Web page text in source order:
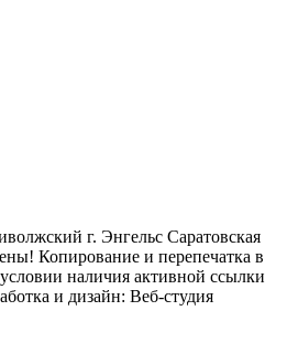
г. Энгельс Саратовская
Копирование и перепечатка в
наличия активной ссылки
и дизайн: Веб-студия